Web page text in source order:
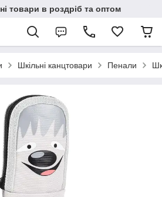
товари в роздріб та оптом
Шкільні канцтовари Пенали